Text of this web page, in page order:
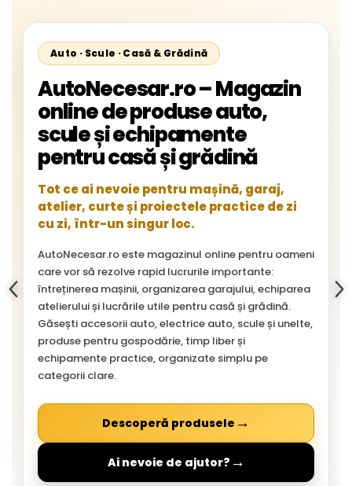
Auto · Scule · Casă & Grădină
AutoNecesar.ro – Magazin
online de produse auto,
scule și echipamente
pentru casă și grădină
Tot ce ai nevoie pentru mașină, garaj,
atelier, curte și proiectele practice de zi
cu zi, într-un singur loc.
AutoNecesar.ro este magazinul online pentru oameni
care vor să rezolve rapid lucrurile importante:
întreținerea mașinii, organizarea garajului, echiparea
atelierului și lucrările utile pentru casă și grădină.
Găsești accesorii auto, electrice auto, scule și unelte,
produse pentru gospodărie, timp liber și
echipamente practice, organizate simplu pe
categorii clare.
Descoperă produsele →
Ai nevoie de ajutor? →